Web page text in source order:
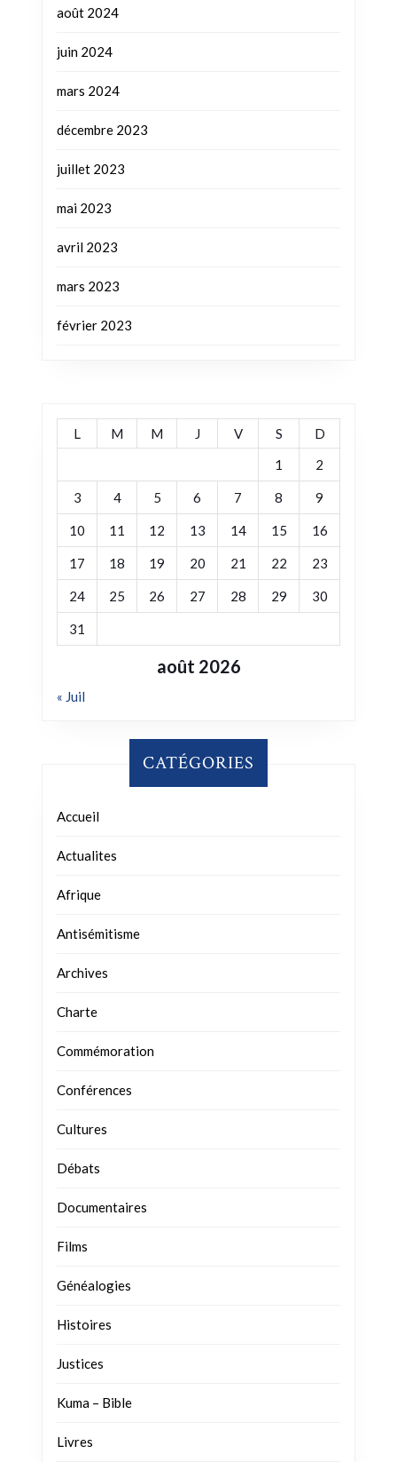
août 2024
juin 2024
mars 2024
décembre 2023
juillet 2023
mai 2023
avril 2023
mars 2023
février 2023
août 2026
L M M J V S
D
1
2
3 4 5 6 7 8 9
10 11 12 13 14 15 16
17 18 19 20 21 22 23
24 25 26 27 28 29 30
31
« Juil
CATÉGORIES
Accueil
Actualites
Afrique
Antisémitisme
Archives
Charte
Commémoration
Conférences
Cultures
Débats
Documentaires
Films
Généalogies
Histoires
Justices
Kuma – Bible
Livres